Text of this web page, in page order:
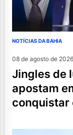
NOTÍCIAS DA BAHIA
08 de agosto de 2026
jingles de lula, flávio, renan e caiado
apostam
conquistar